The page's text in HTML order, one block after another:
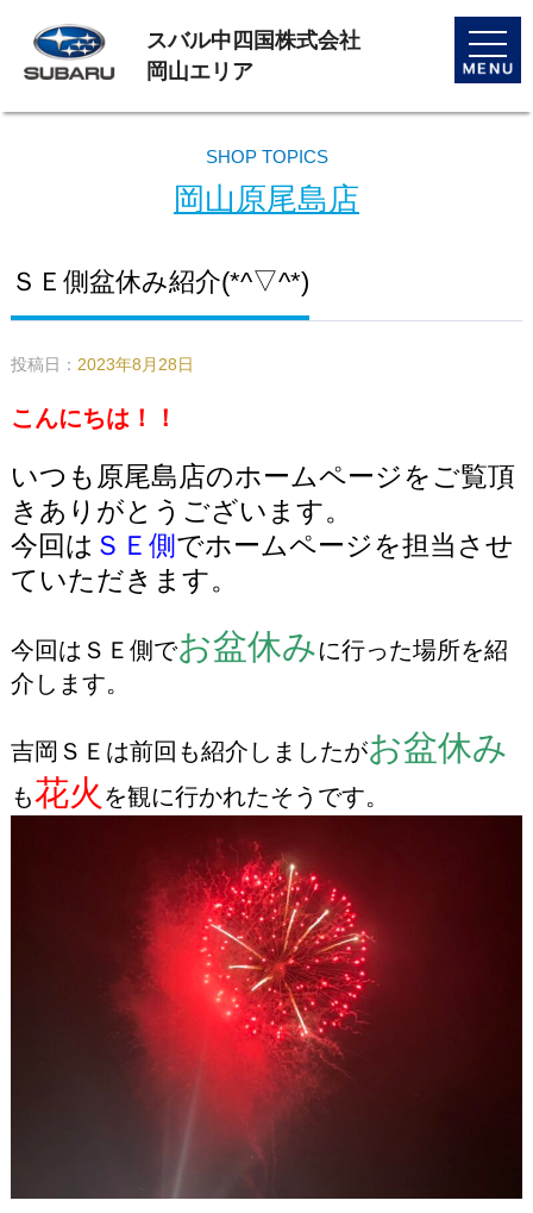
toggle
スバル中四国株式会社
岡山エリア
SHOP TOPICS
岡山原尾島店
ＳＥ側盆休み紹介(*^▽^*)
投稿日： 2023年8月28日
こんにちは！！
いつも原尾島店のホームページをご覧頂
きありがとうございます。
今回は ＳＥ側 でホームページを担当させ
ていただきます。
今回はＳＥ側でお盆休みに行った場所を紹
介します。
吉岡ＳＥは前回も紹介しましたがお盆休み
も花火 を観に行かれたそうです。